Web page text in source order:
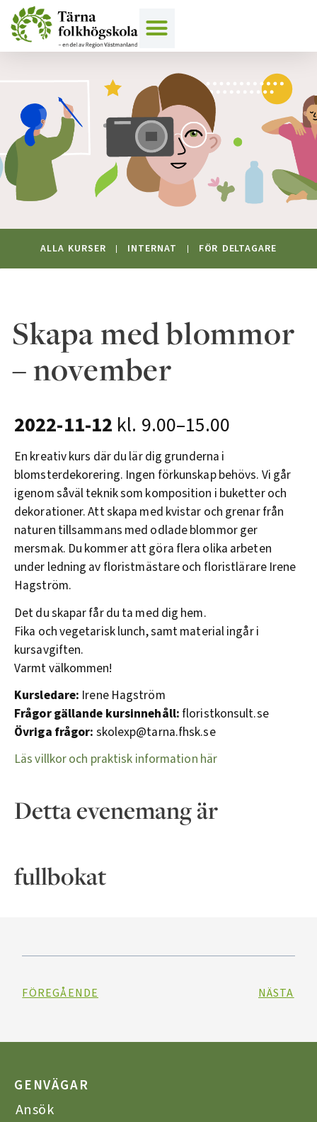
Hoppa
till
innehåll
ALLA KURSER INTERNAT FÖR DELTAGARE
Skapa med blommor
– november
2022-11-12 kl. 9.00–15.00
En kreativ kurs där du lär dig grunderna i
blomsterdekorering. Ingen förkunskap behövs. Vi går
igenom såväl teknik som komposition i buketter och
dekorationer. Att skapa med kvistar och grenar från
naturen tillsammans med odlade blommor ger
mersmak. Du kommer att göra flera olika arbeten
under ledning av floristmästare och floristlärare Irene
Hagström.
Det du skapar får du ta med dig hem.
Fika och vegetarisk lunch, samt material ingår i
kursavgiften.
Varmt välkommen!
Kursledare: Irene Hagström
Frågor gällande kursinnehåll: floristkonsult.se
Övriga frågor: skolexp@tarna.fhsk.se
Läs villkor och praktisk information här
Detta evenemang är
fullbokat
FÖREGÅENDE NÄSTA
GENVÄGAR
Ansök